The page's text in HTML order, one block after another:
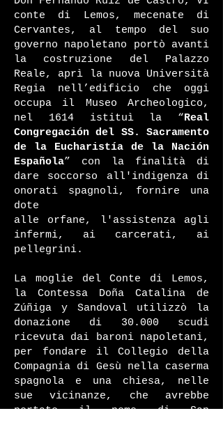
conte di Lemos, mecenate di
Cervantes, al tempo del suo
governo napoletano portò avanti
la costruzione del Palazzo
Reale, aprì la nuova Università
Regia nell’edificio che oggi
occupa il Museo Archeologico,
nel 1614 istituì la “Real
Congregación del SS. Sacramento
de la Eucharistía de la Nación
Española” con la finalità di
dare soccorso all'indigenza di
onorati spagnoli, fornire una
dote
alle orfane, l'assistenza agli
infermi, ai carcerati, ai
pellegrini.
La moglie del Conte di Lemos,
la Contessa Doña Catalina de
Zúñiga y Sandoval utilizzò la
donazione di 30.000 scudi
ricevuta dai baroni napoletani,
per fondare il Collegio della
Compagnia di Gesù nella caserma
spagnola e una chiesa, nelle
sue vicinanze, che avrebbe
portato il nome di San